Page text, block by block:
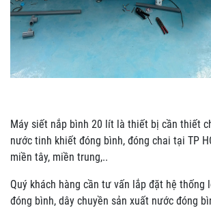
Máy siết nắp bình 20 lít là thiết bị cần thiết
nước tinh khiết đóng bình, đóng chai tại TP
miền tây, miền trung,..
Quý khách hàng cần tư vấn lắp đặt hệ thống
đóng bình, dây chuyền sản xuất nước đóng